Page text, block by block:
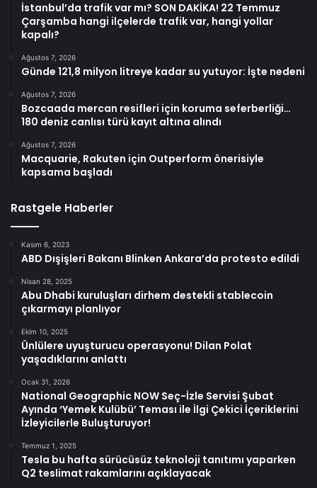
İstanbul’da trafik var mı? SON DAKİKA! 22 Temmuz
Çarşamba hangi ilçelerde trafik var, hangi yollar
kapalı?
Ağustos 7, 2026
Günde 121,8 milyon litreye kadar su yutuyor: İşte nedeni
Ağustos 7, 2026
Bozcaada mercan resifleri için koruma seferberliği…
180 deniz canlısı türü kayıt altına alındı
Ağustos 7, 2026
Macquarie, Rakuten için Outperform önerisiyle
kapsama başladı
Rastgele Haberler
Kasım 6, 2023
ABD Dışişleri Bakanı Blinken Ankara’da protesto edildi
Nisan 28, 2025
Abu Dhabi kuruluşları dirhem destekli stablecoin
çıkarmayı planlıyor
Ekim 10, 2025
Ünlülere uyuşturucu operasyonu! Dilan Polat
yaşadıklarını anlattı
Ocak 31, 2026
National Geographic NOW Seç-İzle Servisi Şubat
Ayında ‘Yemek Kulübü’ Teması ile İlgi Çekici İçeriklerini
İzleyicilerle Buluşturuyor!
Temmuz 1, 2025
Tesla bu hafta sürücüsüz teknoloji tanıtımı yaparken
Q2 teslimat rakamlarını açıklayacak